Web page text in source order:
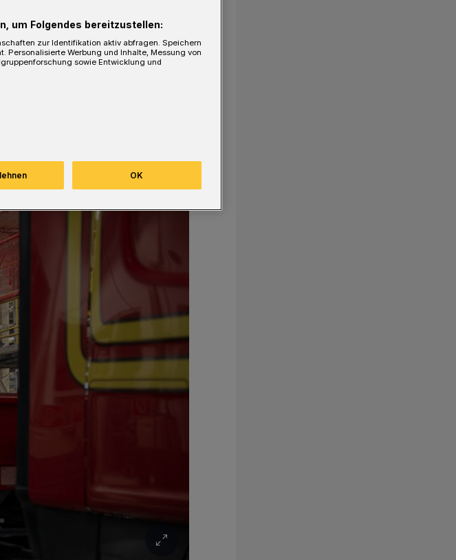
geht –
um Folgendes bereitzustellen:
zur Identifikation aktiv abfragen. Speichern
Personalisierte Werbung und Inhalte, Messung von
sowie Entwicklung und
OK